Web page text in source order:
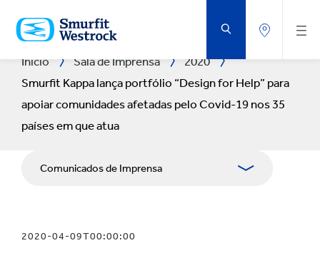
PARA
O
CONTEÚDO
Início Sala de Imprensa
2020
Smurfit Kappa lança portfólio “Design for Help” para
apoiar comunidades afetadas pelo Covid-19 nos 35
países em que atua
Comunicados de Imprensa
Recursos de mídia
2020-04-09T00:00:00